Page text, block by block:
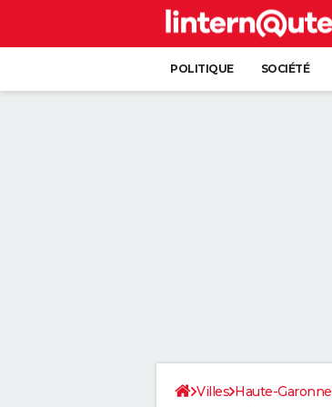
POLITIQUE SOCIÉTÉ
Villes Haute-Garonne